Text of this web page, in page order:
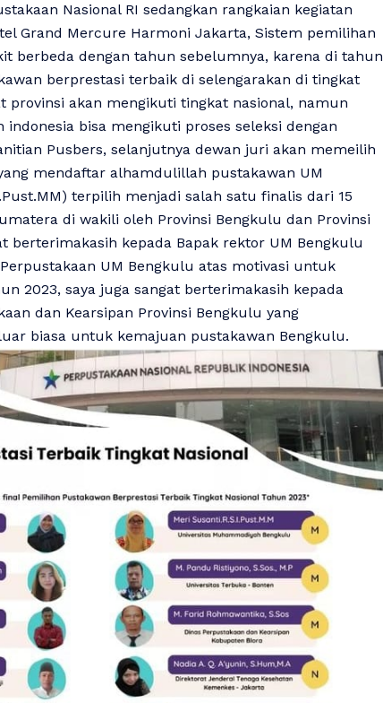
Nasional RI sedangkan rangkaian kegiatan
Grand Mercure Harmoni Jakarta, Sistem pemilihan
berbeda dengan tahun sebelumnya, karena di tahun
berprestasi terbaik di selengarakan di tingkat
provinsi akan mengikuti tingkat nasional, namun
bisa mengikuti proses seleksi dengan
Pusbers, selanjutnya dewan juri akan memeilih
mendaftar alhamdulillah pustakawan UM
terpilih menjadi salah satu finalis dari 15
di wakili oleh Provinsi Bengkulu dan Provinsi
berterimakasih kepada Bapak rektor UM Bengkulu
UM Bengkulu atas motivasi untuk
2023, saya juga sangat berterimakasih kepada
dan Kearsipan Provinsi Bengkulu yang
biasa untuk kemajuan pustakawan Bengkulu.